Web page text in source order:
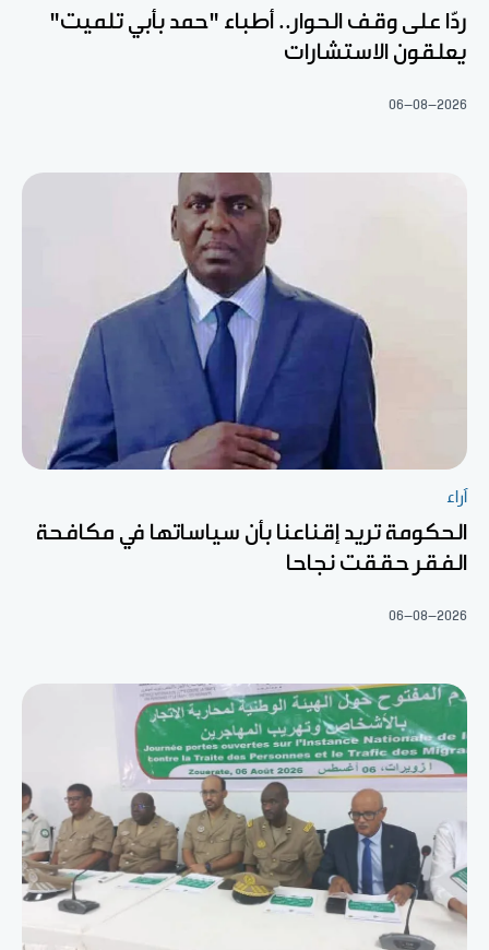
ردّا على وقف الحوار.. أطباء "حمد بأبي تلميت"
يعلقون الاستشارات
06-08-2026
آراء
الحكومة تريد إقناعنا بأن سياساتها في مكافحة
الفقر حققت نجاحا
06-08-2026